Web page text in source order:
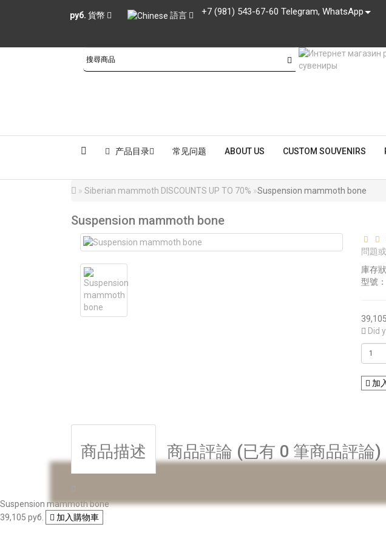
руб. 貨幣 語言 +7 (981) 543-67-60 Telegram, WhatsApp
产品目录 常见问题 ABOUT US CUSTOM SOUVENIRS
Siberian mammoth DISCOUNTS UP TO 70% Suspension mammoth bone
Suspension mammoth bone
問題
庫存
型號：
Did
加
商品描述 商品評論 (已有 0 筆商品評論)
Suspension mammoth bone
39,105 руб.
加入購物車